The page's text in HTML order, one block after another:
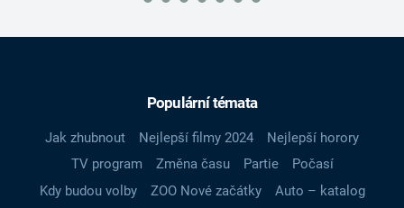
Populární témata
Jak zhubnout Nejlepší filmy 2024
Nejlepší horory
TV program
Změna času Partie
Počasí
Kdy budou volby
ZOO Nové začátky
Auto – katalog